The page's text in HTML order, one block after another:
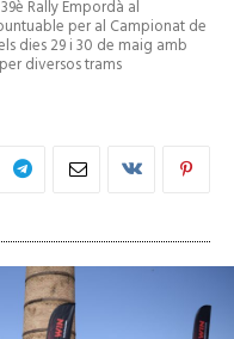
Rally Empordà al
per al Campionat de
dies 29 i 30 de maig amb
diversos trams